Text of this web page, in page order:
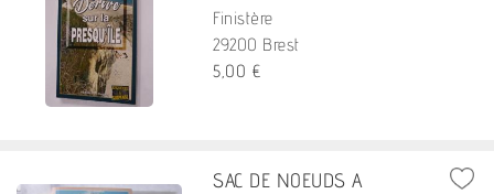
Finistère
29200 Brest
5,00 €
SAC DE NOEUDS A